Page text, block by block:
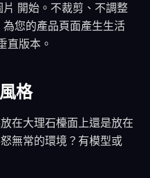
開始。不裁剪、不調整
您的產品頁面產生生活
直版本。
格
在大理石檯面上還是放在
無常的環境？有模型或